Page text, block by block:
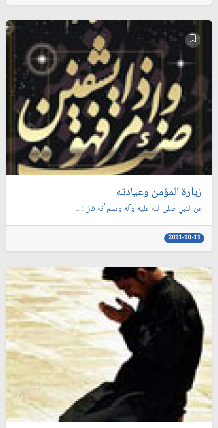
زيارة المؤمن وعيادته
عن النبي صلى الله عليه وآله وسلم أنه قال : ...
2011-10-11